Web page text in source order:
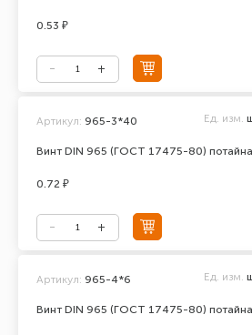
0.53 ₽
Винт DIN 965 (ГОСТ 17475-80)
Артикул: 965-3*40 Ед. изм.
0.72 ₽
Винт DIN 965 (ГОСТ 17475-80)
Артикул: 965-4*6 Ед. изм.